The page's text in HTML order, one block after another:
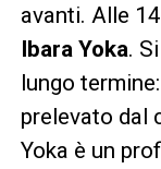
avanti. Alle
Ibara Yoka.
lungo
prelevato dal
Yoka è un